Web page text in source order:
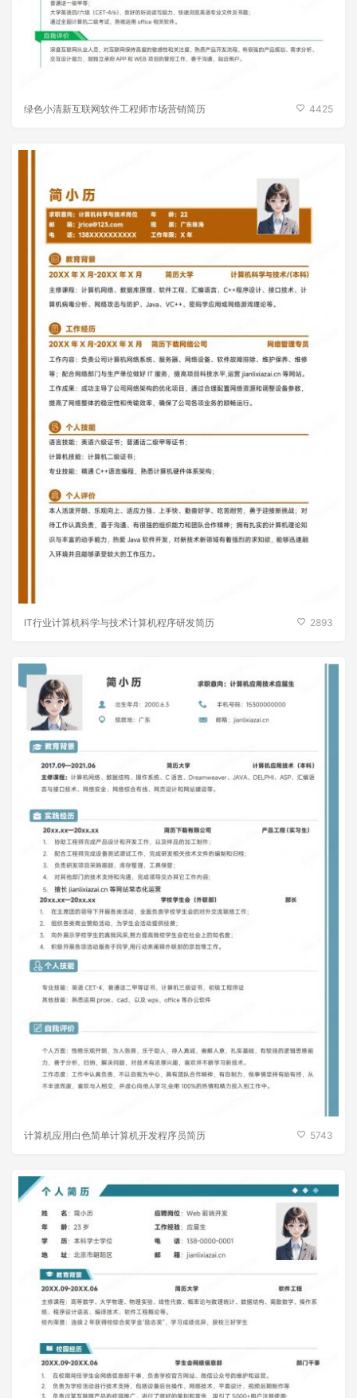
绿色小清新互联网软件工程师市场营销简历 4425
IT行业计算机科学与技术计算机程序研发简历 2893
计算机应用白色简单计算机开发程序员简历 5743